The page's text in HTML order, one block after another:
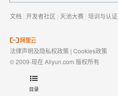
目录
文档 | 开发者社区 | 天池大赛 | 培训与认证
法律声明及隐私权政策 | Cookies政策
© 2009-现在 Aliyun.com 版权所有
域名注册服务机构许可：